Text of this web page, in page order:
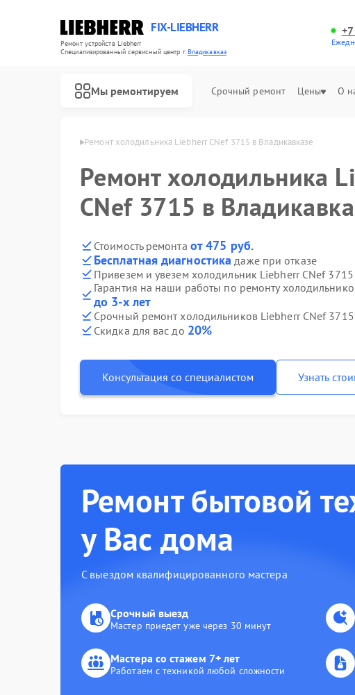
FIX-LIEBHERR
Ремонт устройств Liebherr
Специализированный cервисный центр г.Владикавказ
Мы ремонтируем Срочный ремонт Цены О
в Владикавказе Ремонт холодильника Liebherr CNef 3715 в Владикавказе
Ремонт холодильника
CNef 3715 в
Стоимость ремонта от 475 руб.
Бесплатная диагностика даже при отказе
Привезем и увезем холодильник Liebherr CNef
Гарантия на наши работы по ремонту
до 3-х лет
Срочный ремонт холодильников Liebherr CNef 3715
Скидка для вас до 20%
Консультация со специалистом Узнать
Ремонт бытовой
у Вас дома
С выездом квалифицированного мастера
Срочный выезд
Мастер приедет уже через 30 минут
Мастера со стажем 7+ лет
Работаем с техникой любой сложности